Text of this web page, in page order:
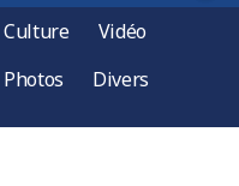
Culture
Vidéo
Photos
Divers